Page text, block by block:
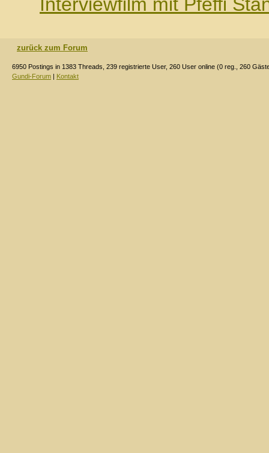
zurück zum Forum
6950 Postings in 1383 Threads, 239 registrierte User, 260 User online (0 reg., 260
Gundi-Forum | Kontakt